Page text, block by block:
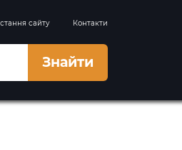
сайту Контакти
Знайти